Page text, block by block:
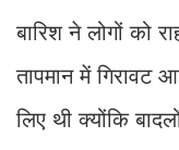
बारिश ने लोगों को
तापमान में
लिए थी क्योंकि